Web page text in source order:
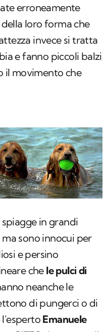
erroneamente
loro forma che
invece si tratta
e fanno piccoli balzi
il movimento che
in grandi
sono innocui per
e persino
che le pulci di
neanche le
di pungerci o di
Emanuele